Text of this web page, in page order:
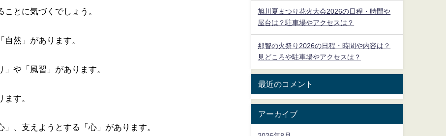
とに気づくでしょう。
然」があります。
や「風習」があります。
す。
、支えようとする「心」があります。
旭川夏まつり花火大会2026の日程・時間や
屋台は？駐車場やアクセスは？
那智の火祭り2026の日程・時間や内容は？
見どころや駐車場やアクセスは？
最近のコメント
アーカイブ